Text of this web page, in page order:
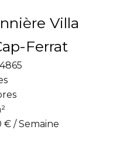
Villa
Ferrat
€ / Semaine